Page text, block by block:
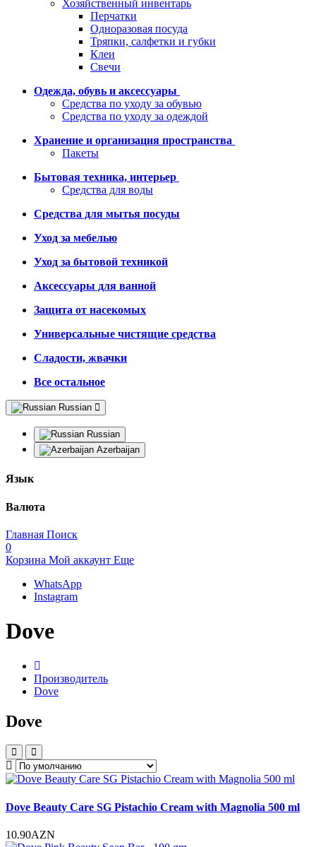
Хозяйственный инвентарь
Перчатки
Одноразовая посуда
Тряпки, салфетки и губки
Клеи
Свечи
Одежда, обувь и аксессуары
Средства по уходу за обувью
Средства по уходу за одеждой
Хранение и организация пространства
Пакеты
Бытовая техника, интерьер
Средства для воды
Средства для мытья посуды
Уход за мебелью
Уход за бытовой техникой
Аксессуары для ванной
Защита от насекомых
Универсальные чистящие средства
Сладости, жвачки
Все остальное
Russian
Russian
Azerbaijan
Язык
Валюта
Главная Поиск
0
Корзина Мой аккаунт Еще
WhatsApp
Instagram
Dove
Производитель
Dove
Dove
Dove Beauty Care SG Pistachio Cream with Magnolia 500 ml
10.90AZN